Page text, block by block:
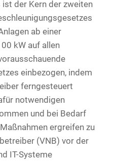
der Kern der zweiten
ab einer
kW auf allen
einbezogen, indem
ferngesteuert
notwendigen
und bei Bedarf
ergreifen zu
(VNB) vor der
IT-Systeme